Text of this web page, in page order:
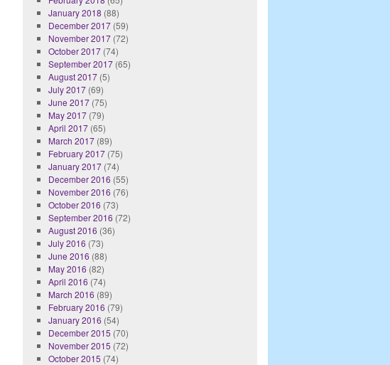
January 2018 (88)
December 2017(59)
November 2017(72)
October 2017(74)
September 2017(65)
August 2017(5)
July 2017(69)
June 2017(75)
May 2017(79)
April 2017(65)
March 2017(89)
February 2017(75)
January 2017(74)
December 2016 (55)
November 2016 (76)
October 2016 (73)
September 2016 (72)
August 2016 (36)
July 2016 (73)
June 2016 (88)
May 2016 (82)
April 2016 (74)
March 2016 (89)
February 2016 (79)
January 2016 (54)
December 2015 (70)
November 2015 (72)
October 2015 (74)